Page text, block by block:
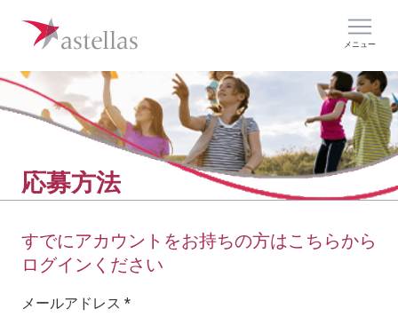
メニュー
応募方法
すでにアカウントをお持ちの方はこちらから
ログインください
ログイン：ユーザー名とパスワード
メールアドレス *